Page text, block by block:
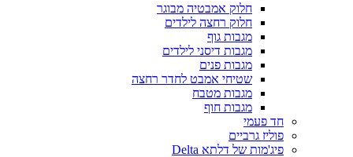
חלוק אמבטיה מבוגר
חלוק רחצה לילדים
מגבות גוף
מגבות דיסני לילדים
מגבות פנים
שטיחי אמבט לחדר רחצה
מגבות מטבח
מגבות חוף
חד פעמי
פוליז גרביים
פיג'מות של דלתא Delta